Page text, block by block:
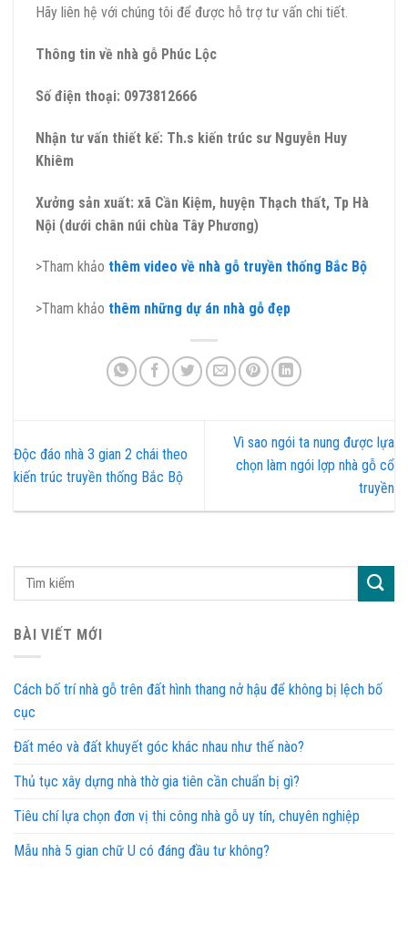
Hãy liên hệ với chúng tôi để được hỗ trợ tư vấn chi tiết.
Thông tin về nhà gỗ Phúc Lộc
Số điện thoại: 0973812666
Nhận tư vấn thiết kế: Th.s kiến trúc sư Nguyễn Huy
Khiêm
Xưởng sản xuất: xã Cần Kiệm, huyện Thạch thất, Tp Hà
Nội (dưới chân núi chùa Tây Phương)
>Tham khảo thêm video về nhà gỗ truyền thống Bắc Bộ
>Tham khảo thêm những dự án nhà gỗ đẹp
Độc đáo nhà 3 gian 2 chái theo
kiến trúc truyền thống Bắc Bộ
Vì sao ngói ta nung được lựa
chọn làm ngói lợp nhà gỗ cổ
truyền
BÀI VIẾT MỚI
Cách bố trí nhà gỗ trên đất hình thang nở hậu để không bị lệch bố
cục
Đất méo và đất khuyết góc khác nhau như thế nào?
Thủ tục xây dựng nhà thờ gia tiên cần chuẩn bị gì?
Tiêu chí lựa chọn đơn vị thi công nhà gỗ uy tín, chuyên nghiệp
Mẫu nhà 5 gian chữ U có đáng đầu tư không?